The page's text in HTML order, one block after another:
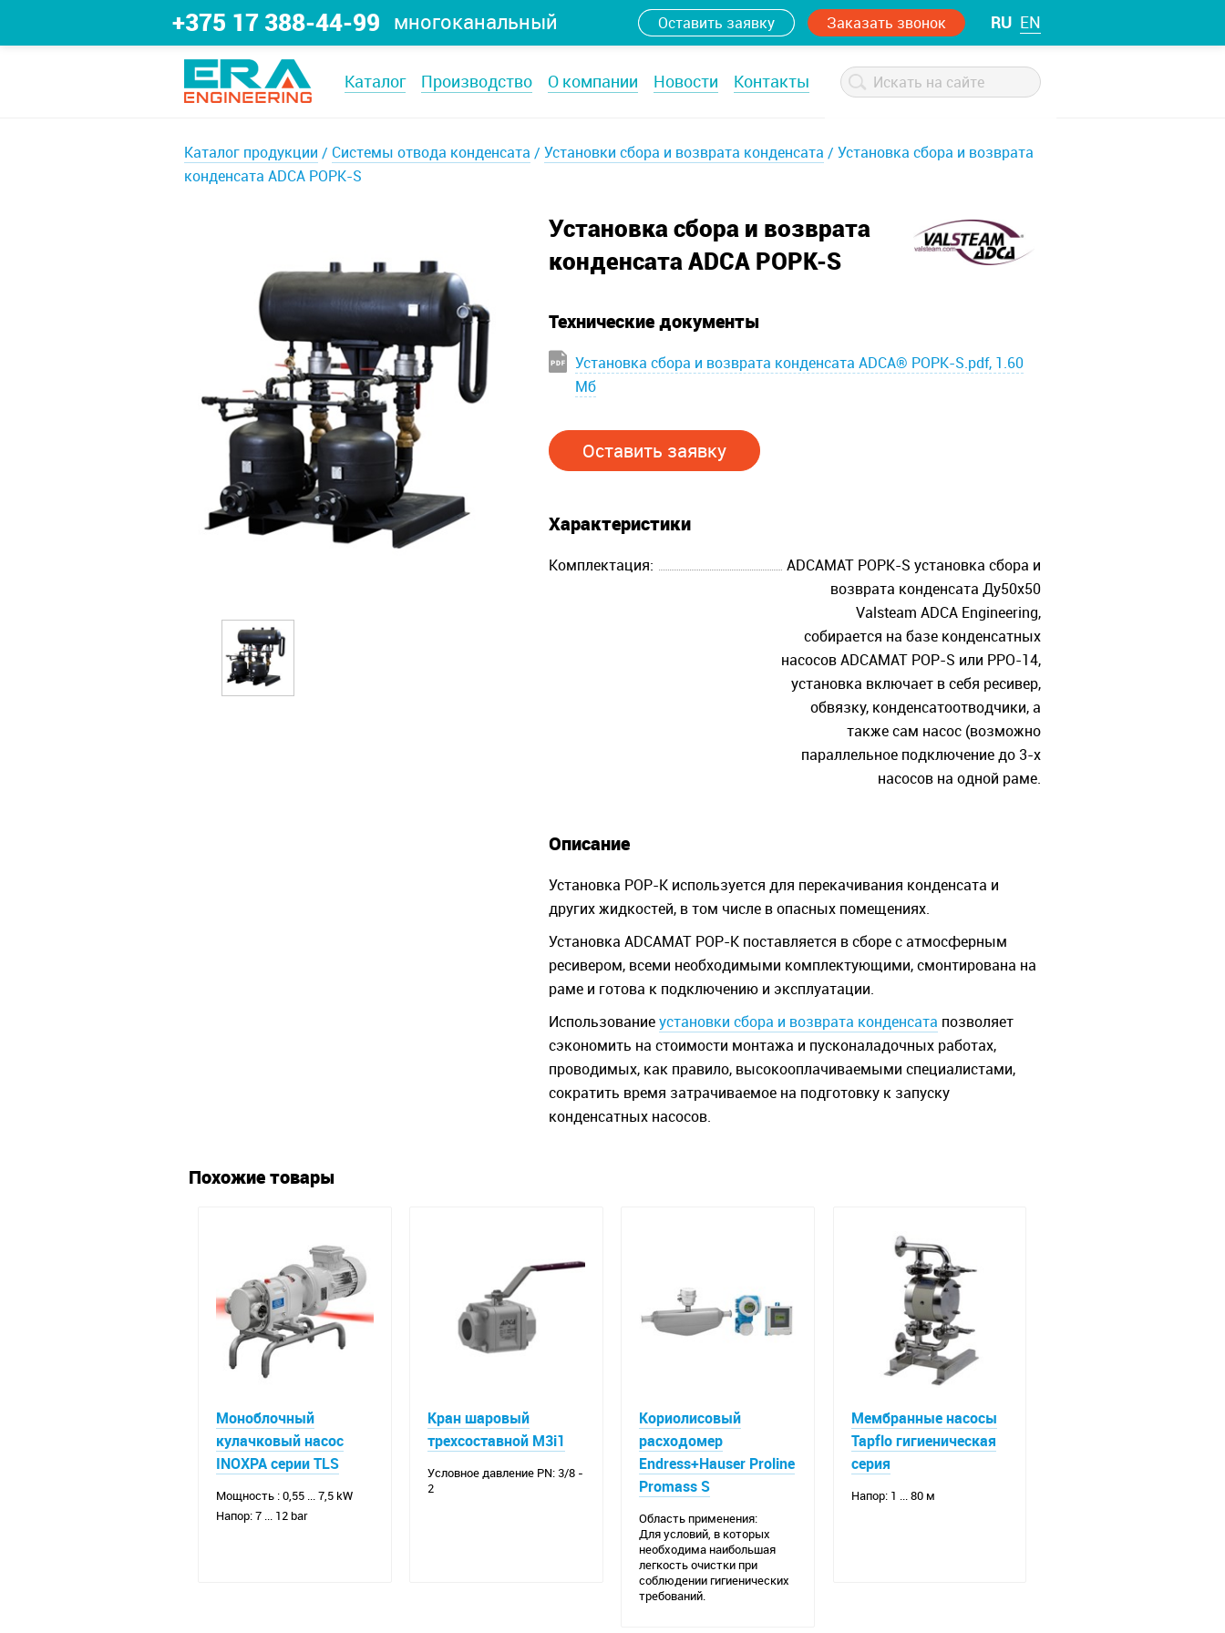
+375 17 388-44-99 многоканальный RU EN
Оставить заявку Заказать звонок
Каталог Производство О компании Новости Контакты
Каталог продукции Системы отвода конденсата Установки сбора и возврата конденсата
Установка сбора и возврата
конденсата ADCA POPK-S
Установка сбора и возврата
конденсата ADCA POPK-S
Технические документы
Установка сбора и возврата конденсата ADCA® POPK-S.pdf, 1.60
Мб
Оставить заявку
Характеристики
Комплектация:
ADCAMAT POPK-S установка сбора и
возврата конденсата Ду50х50
Valsteam ADCA Engineering,
собирается на базе конденсатных
насосов ADCAMAT POP-S или PPO-14,
установка включает в себя ресивер,
обвязку, конденсатоотводчики, а
также сам насос (возможно
параллельное подключение до 3-х
насосов на одной раме.
Описание
Установка POP-K используется для перекачивания конденсата и
других жидкостей, в том числе в опасных помещениях.
Установка ADCAMAT POP-K поставляется в сборе с атмосферным
ресивером, всеми необходимыми комплектующими, смонтирована на
раме и готова к подключению и эксплуатации.
Использованиеустановки сбора и возврата конденсата позволяет
сэкономить на стоимости монтажа и пусконаладочных работах,
проводимых, как правило, высокооплачиваемыми специалистами,
сократить время затрачиваемое на подготовку к запуску
конденсатных насосов.
Похожие товары
Моноблочный
кулачковый насос
INOXPA серии TLS
Мощность : 0,55 ... 7,5 kW
Напор: 7 ... 12 bar
Кран шаровый
трехсоставной M3i1
Условное давление PN: 3/8 -
2
Кориолисовый
расходомер
Endress+Hauser Proline
Promass S
Область применения:
Для условий, в которых
необходима наибольшая
легкость очистки при
соблюдении гигиенических
требований.
Мембранные насосы
Tapflo гигиеническая
серия
Напор: 1 ... 80 м